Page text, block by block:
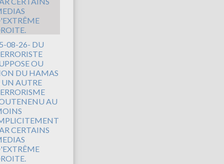
08-26- DU
OU
DU HAMAS
UN AUTRE
AU
CERTAINS